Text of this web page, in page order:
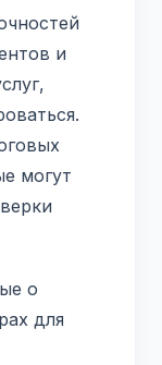
и
могут
о
для